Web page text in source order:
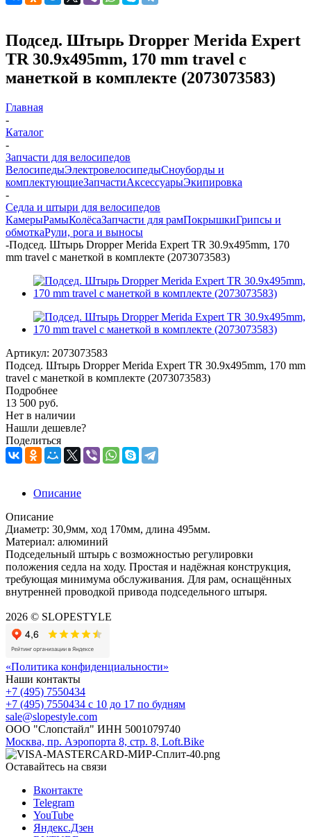
Подсед. Штырь Dropper Merida Expert
TR 30.9x495mm, 170 mm travel с
манеткой в комплекте (2073073583)
Главная
-
Каталог
-
Запчасти для велосипедов
ВелосипедыЭлектровелосипедыCноуборды и
комплектующиеЗапчастиАксессуарыЭкипировка
-
Седла и штыри для велосипедов
КамерыРамыКолёсаЗапчасти для рамПокрышкиГрипсы и
обмоткаРули, рога и выносы
-Подсед. Штырь Dropper Merida Expert TR 30.9x495mm, 170
mm travel с манеткой в комплекте (2073073583)
Артикул: 2073073583
Подсед. Штырь Dropper Merida Expert TR 30.9x495mm, 170 mm
travel с манеткой в комплекте (2073073583)
Подробнее
13 500 руб.
Нет в наличии
Нашли дешевле?
Поделиться
Описание
Описание
Диаметр: 30,9мм, ход 170мм, длина 495мм.
Материал: алюминий
Подседельный штырь с возможностью регулировки
положения седла на ходу. Простая и надёжная конструкция,
требующая минимума обслуживания. Для рам, оснащённых
внутренней проводкой привода подседельного штыря.
2026 © SLOPESTYLE
«Политика конфиденциальности»
Наши контакты
+7 (495) 7550434
+7 (495) 7550434 с 10 до 17 по будням
sale@slopestyle.com
ООО "Слопстайл" ИНН 5001079740
Москва, пр. Аэропорта 8, стр. 8, Loft.Bike
Оставайтесь на связи
Вконтакте
Telegram
YouTube
Яндекс.Дзен